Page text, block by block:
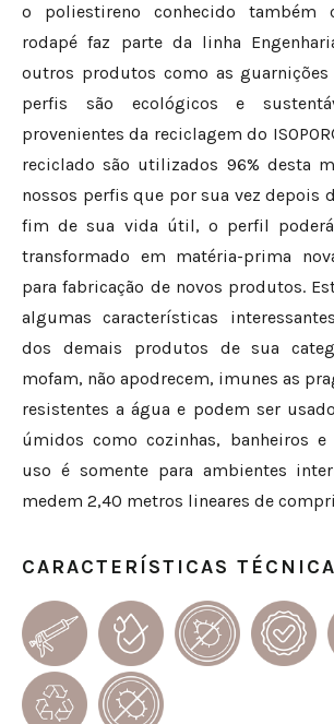
o poliestireno conhecido também
rodapé faz parte da linha
outros produtos como as guarnições
perfis são ecológicos e
provenientes da reciclagem do
reciclado são utilizados 96% desta
nossos perfis que por sua vez depois
fim de sua vida útil, o perfil
transformado em matéria-prima
para fabricação de novos produtos.
algumas características
dos demais produtos de sua
mofam, não apodrecem, imunes as
resistentes a água e podem ser
úmidos como cozinhas, banheiros e
uso é somente para ambientes
medem 2,40 metros lineares de
CARACTERÍSTICAS